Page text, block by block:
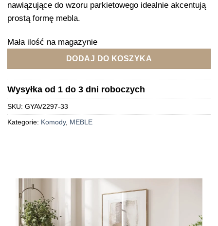
nawiązujące do wzoru parkietowego idealnie akcentują
prostą formę mebla.
Mała ilość na magazynie
DODAJ DO KOSZYKA
Wysyłka od 1 do 3 dni roboczych
SKU: GYAV2297-33
Kategorie: Komody, MEBLE